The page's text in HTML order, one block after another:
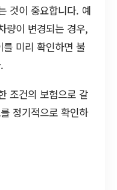
것이 중요합니다. 예
량이 변경되는 경우,
미리 확인하면 불
조건의 보험으로 갈
정기적으로 확인하